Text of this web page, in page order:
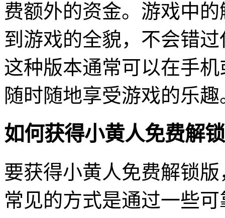
费额外的资金。游戏中
到游戏的全貌，不会错
这种版本通常可以在手
随时随地享受游戏的乐趣
如何获得小黄人免费解
要获得小黄人免费解锁
常见的方式是通过一些